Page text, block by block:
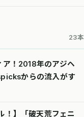
23本
！2018年のアジヘ
からの流入がす
！】「破天荒フェニ